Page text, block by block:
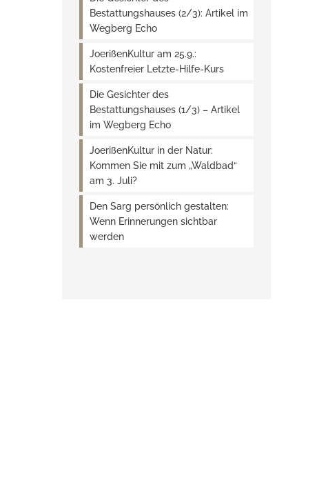
Bestattungshauses (2/3): Artikel im
Wegberg Echo
JoerißenKultur am 25.9.:
Kostenfreier Letzte-Hilfe-Kurs
Die Gesichter des
Bestattungshauses (1/3) – Artikel
im Wegberg Echo
JoerißenKultur in der Natur:
Kommen Sie mit zum „Waldbad“
am 3. Juli?
Den Sarg persönlich gestalten:
Wenn Erinnerungen sichtbar
werden